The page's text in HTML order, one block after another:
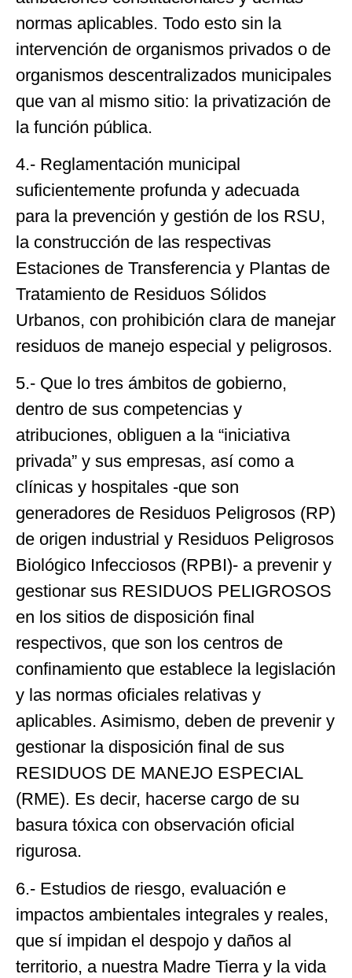
normas aplicables. Todo esto sin la
intervención de organismos privados o de
organismos descentralizados municipales
que van al mismo sitio: la privatización de
la función pública.
4.- Reglamentación municipal
suficientemente profunda y adecuada
para la prevención y gestión de los RSU,
la construcción de las respectivas
Estaciones de Transferencia y Plantas de
Tratamiento de Residuos Sólidos
Urbanos, con prohibición clara de manejar
residuos de manejo especial y peligrosos.
5.- Que lo tres ámbitos de gobierno,
dentro de sus competencias y
atribuciones, obliguen a la “iniciativa
privada” y sus empresas, así como a
clínicas y hospitales -que son
generadores de Residuos Peligrosos (RP)
de origen industrial y Residuos Peligrosos
Biológico Infecciosos (RPBI)- a prevenir y
gestionar sus RESIDUOS PELIGROSOS
en los sitios de disposición final
respectivos, que son los centros de
confinamiento que establece la legislación
y las normas oficiales relativas y
aplicables. Asimismo, deben de prevenir y
gestionar la disposición final de sus
RESIDUOS DE MANEJO ESPECIAL
(RME). Es decir, hacerse cargo de su
basura tóxica con observación oficial
rigurosa.
6.- Estudios de riesgo, evaluación e
impactos ambientales integrales y reales,
que sí impidan el despojo y daños al
territorio, a nuestra Madre Tierra y la vida